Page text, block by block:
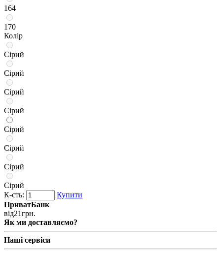
164
170
Колір
Сірий
Сірий
Сірий
Сірий
Сірий
Сірий
Сірий
Сірий
К-сть:
Купити
ПриватБанк
від21грн.
Як ми доставляємо?
Наші сервіси